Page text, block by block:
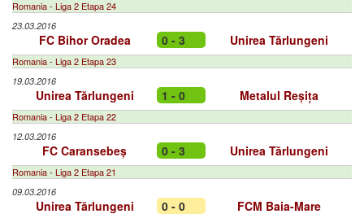
Romania - Liga 2 Etapa 24
23.03.2016
FC Bihor Oradea 0 - 3 Unirea Tărlungeni
Romania - Liga 2 Etapa 23
19.03.2016
Unirea Tărlungeni 1 - 0 Metalul Reșița
Romania - Liga 2 Etapa 22
12.03.2016
FC Caransebeș 0 - 3 Unirea Tărlungeni
Romania - Liga 2 Etapa 21
09.03.2016
Unirea Tărlungeni 0 - 0 FCM Baia-Mare